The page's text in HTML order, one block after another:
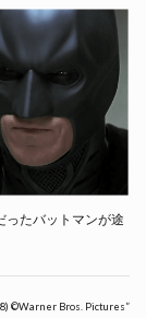
ったバットマンが途
©Warner Bros. Pictures”